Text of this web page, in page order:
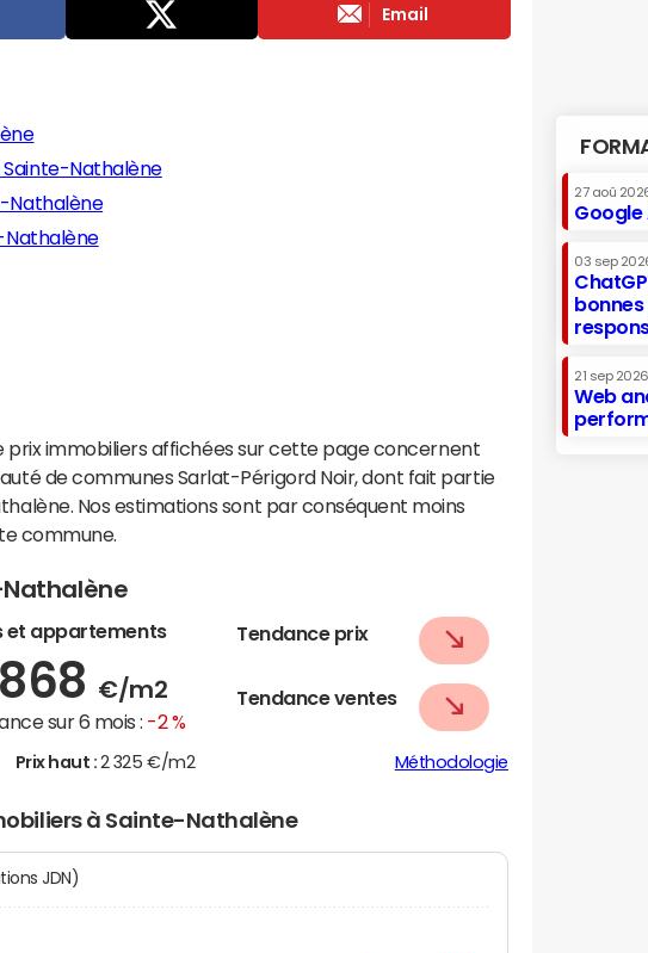
Email
Nathalène
Nathalène
Nathalène
prix immobiliers affichées sur cette page concernent
de communes Sarlat-Périgord Noir, dont fait partie
Nos estimations sont par conséquent moins
commune.
Nathalène
et appartements
€/m2
sur 6 mois : -2 %
Tendance prix
Tendance ventes
Prix haut : 2 325 €/m2 Méthodologie
à Sainte-Nathalène
JDN)
27 aoû
Google
03 sep
21 sep 2026
Web